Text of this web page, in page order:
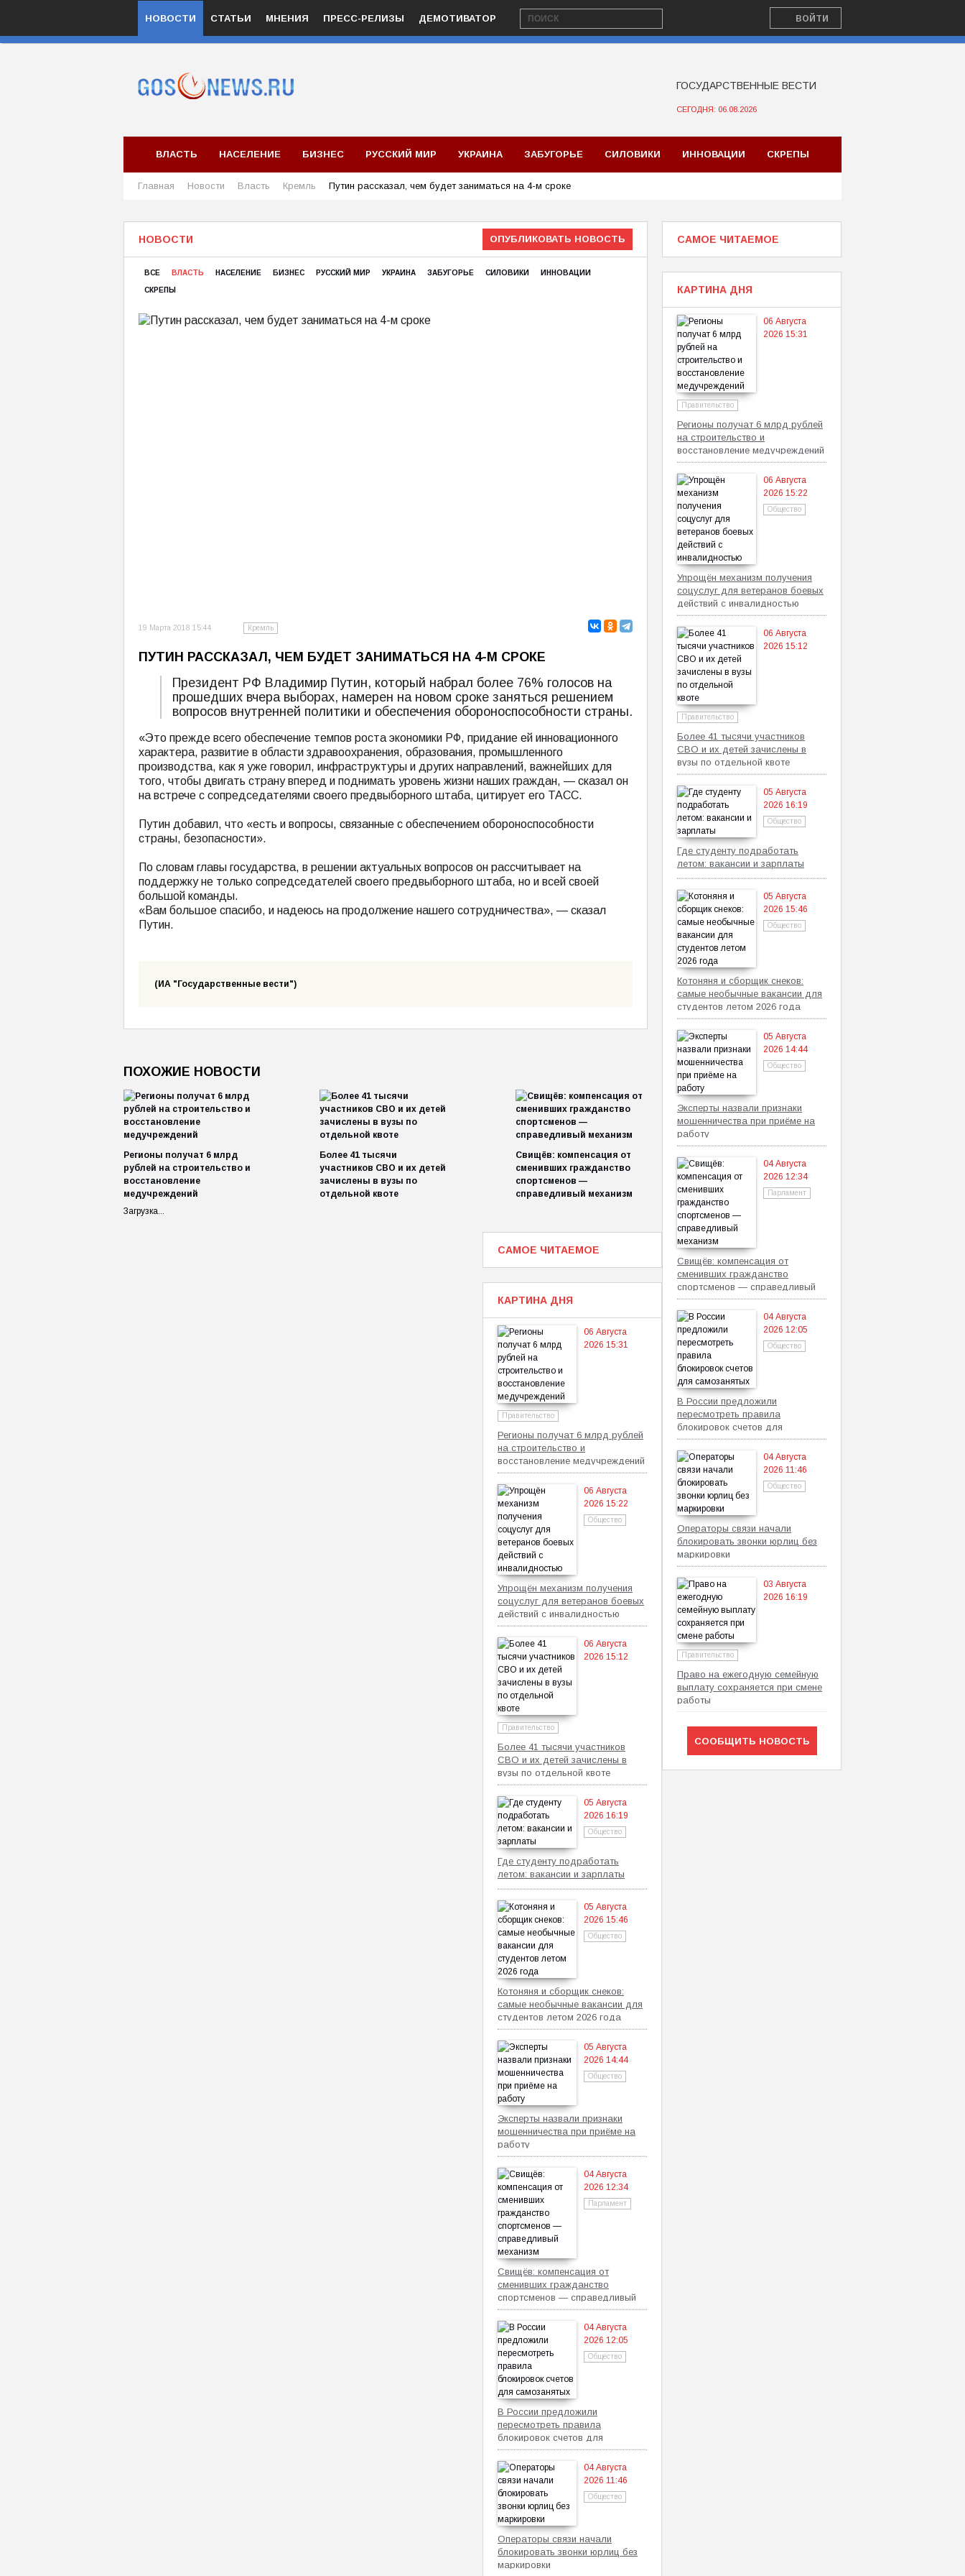
ВОЙТИ
НОВОСТИ СТАТЬИ МНЕНИЯ ПРЕСС-РЕЛИЗЫ ДЕМОТИВАТОР
ГОСУДАРСТВЕННЫЕ ВЕСТИ
СЕГОДНЯ: 06.08.2026
ВЛАСТЬ НАСЕЛЕНИЕ БИЗНЕС РУССКИЙ МИР УКРАИНА ЗАБУГОРЬЕ СИЛОВИКИ ИННОВАЦИИ СКРЕПЫ
Главная Новости Власть Кремль Путин рассказал, чем будет заниматься на 4-м сроке
ОПУБЛИКОВАТЬ НОВОСТЬ
НОВОСТИ
ВСЕ ВЛАСТЬ НАСЕЛЕНИЕ БИЗНЕС РУССКИЙ МИР УКРАИНА ЗАБУГОРЬЕ СИЛОВИКИ ИННОВАЦИИ
СКРЕПЫ
19 Марта 2018 15:44 Кремль
ПУТИН РАССКАЗАЛ, ЧЕМ БУДЕТ ЗАНИМАТЬСЯ НА 4-М СРОКЕ
Президент РФ Владимир Путин, который набрал более 76% голосов на
прошедших вчера выборах, намерен на новом сроке заняться решением
вопросов внутренней политики и обеспечения обороноспособности страны.
«Это прежде всего обеспечение темпов роста экономики РФ, придание ей инновационного
характера, развитие в области здравоохранения, образования, промышленного
производства, как я уже говорил, инфраструктуры и других направлений, важнейших для
того, чтобы двигать страну вперед и поднимать уровень жизни наших граждан, — сказал он
на встрече с сопредседателями своего предвыборного штаба, цитирует его ТАСС.
Путин добавил, что «есть и вопросы, связанные с обеспечением обороноспособности
страны, безопасности».
По словам главы государства, в решении актуальных вопросов он рассчитывает на
поддержку не только сопредседателей своего предвыборного штаба, но и всей своей
большой команды.
«Вам большое спасибо, и надеюсь на продолжение нашего сотрудничества», — сказал
Путин.
(ИА "Государственные вести")
ПОХОЖИЕ НОВОСТИ
Регионы получат 6 млрд
рублей на строительство и
восстановление
медучреждений
Более 41 тысячи
участников СВО и их детей
зачислены в вузы по
отдельной квоте
Свищёв: компенсация от
сменивших гражданство
спортсменов —
справедливый механизм
Загрузка...
САМОЕ ЧИТАЕМОЕ
КАРТИНА ДНЯ
06 Августа
2026 15:31
Правительство
Регионы получат 6 млрд рублей
на строительство и
восстановление медучреждений
06 Августа
2026 15:22
Общество
Упрощён механизм получения
соцуслуг для ветеранов боевых
действий с инвалидностью
06 Августа
2026 15:12
Правительство
Более 41 тысячи участников
СВО и их детей зачислены в
вузы по отдельной квоте
05 Августа
2026 16:19
Общество
Где студенту подработать
летом: вакансии и зарплаты
05 Августа
2026 15:46
Общество
Котоняня и сборщик снеков:
самые необычные вакансии для
студентов летом 2026 года
05 Августа
2026 14:44
Общество
Эксперты назвали признаки
мошенничества при приёме на
работу
04 Августа
2026 12:34
Парламент
Свищёв: компенсация от
сменивших гражданство
спортсменов — справедливый
механизм
04 Августа
2026 12:05
Общество
В России предложили
пересмотреть правила
блокировок счетов для
самозанятых
04 Августа
2026 11:46
Общество
Операторы связи начали
блокировать звонки юрлиц без
маркировки
03 Августа
2026 16:19
Правительство
Право на ежегодную семейную
выплату сохраняется при смене
работы
СООБЩИТЬ НОВОСТЬ
САМОЕ ЧИТАЕМОЕ
КАРТИНА ДНЯ
06 Августа
2026 15:31
Правительство
Регионы получат 6 млрд рублей
на строительство и
восстановление медучреждений
06 Августа
2026 15:22
Общество
Упрощён механизм получения
соцуслуг для ветеранов боевых
действий с инвалидностью
06 Августа
2026 15:12
Правительство
Более 41 тысячи участников
СВО и их детей зачислены в
вузы по отдельной квоте
05 Августа
2026 16:19
Общество
Где студенту подработать
летом: вакансии и зарплаты
05 Августа
2026 15:46
Общество
Котоняня и сборщик снеков:
самые необычные вакансии для
студентов летом 2026 года
05 Августа
2026 14:44
Общество
Эксперты назвали признаки
мошенничества при приёме на
работу
04 Августа
2026 12:34
Парламент
Свищёв: компенсация от
сменивших гражданство
спортсменов — справедливый
механизм
04 Августа
2026 12:05
Общество
В России предложили
пересмотреть правила
блокировок счетов для
самозанятых
04 Августа
2026 11:46
Общество
Операторы связи начали
блокировать звонки юрлиц без
маркировки